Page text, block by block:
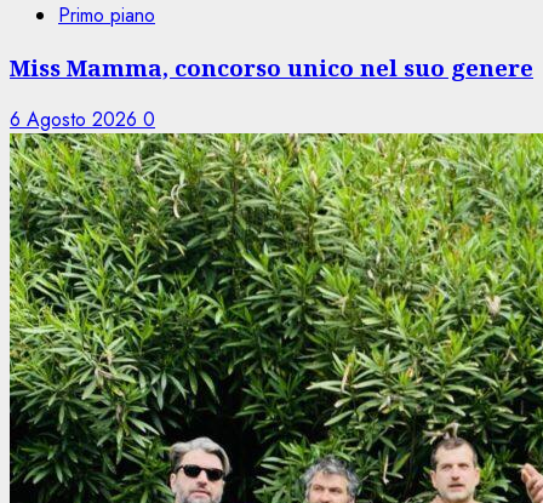
Primo piano
Miss Mamma, concorso unico nel suo genere
6 Agosto 2026 0